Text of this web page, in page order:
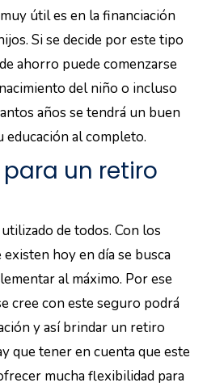
útil es en la financiación
Si se decide por este tipo
ahorro puede comenzarse
del niño o incluso
años se tendrá un buen
educación al completo.
un retiro
de todos. Con los
hoy en día se busca
al máximo. Por ese
cree con este seguro podrá
y así brindar un retiro
que tener en cuenta que este
mucha flexibilidad para